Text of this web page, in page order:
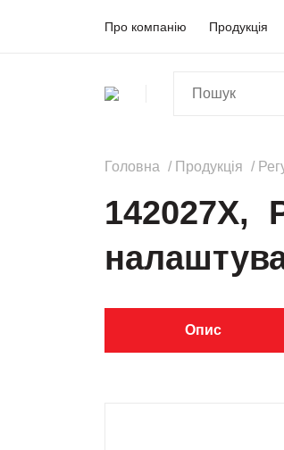
Про компанію Продукція
Головна Продукція
142027Х,
Опис